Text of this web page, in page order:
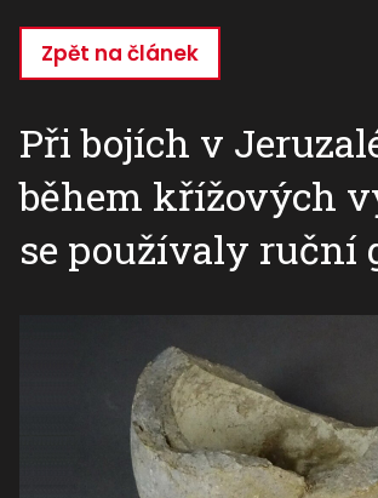
hlavnímu
Zpět na článek
Při bojích v
během křížových
se používaly ruční